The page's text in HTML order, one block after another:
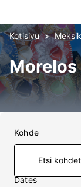
Kotisivu
Kohde
Dates